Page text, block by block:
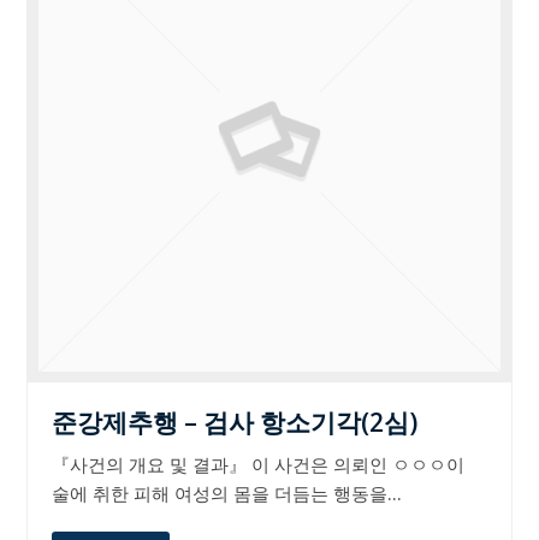
준강제추행 – 검사 항소기각(2심)
『사건의 개요 및 결과』 이 사건은 의뢰인 ㅇㅇㅇ이
술에 취한 피해 여성의 몸을 더듬는 행동을…